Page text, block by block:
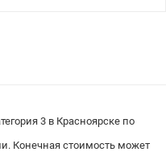
3 в Красноярске по
Конечная стоимость может